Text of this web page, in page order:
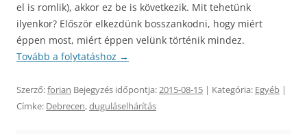
el is romlik), akkor ez be is következik. Mit tehetünk
ilyenkor? Először elkezdünk bosszankodni, hogy miért
éppen most, miért éppen velünk történik mindez.
Tovább a folytatáshoz →
Szerző:forian Bejegyzés időpontja:2015-08-15 | Kategória: Egyéb |
Címke: Debrecen,duguláselhárítás